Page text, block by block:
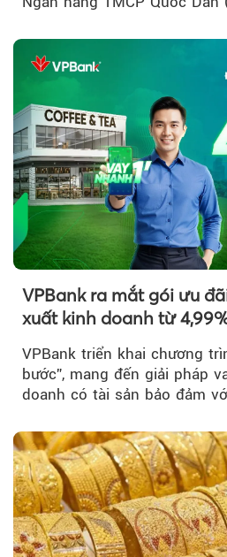
VPBank ra mắt gói ưu
xuất kinh doanh từ
VPBank triển khai chương
bước”, mang đến giải pháp
doanh có tài sản bảo đảm